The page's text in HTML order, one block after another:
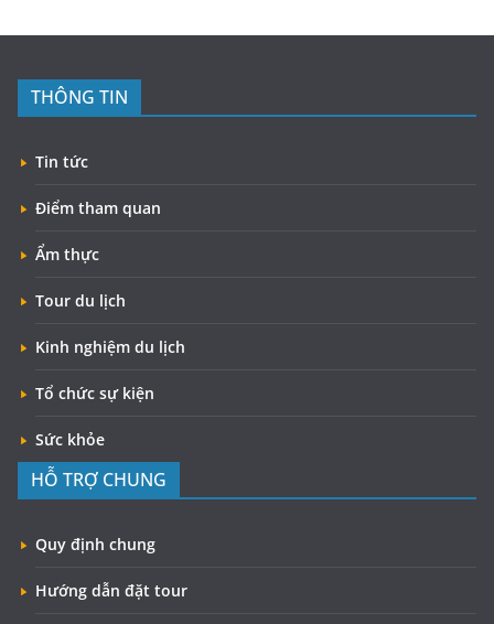
THÔNG TIN
Tin tức
Điểm tham quan
Ẩm thực
Tour du lịch
Kinh nghiệm du lịch
Tổ chức sự kiện
Sức khỏe
HỖ TRỢ CHUNG
Quy định chung
Hướng dẫn đặt tour